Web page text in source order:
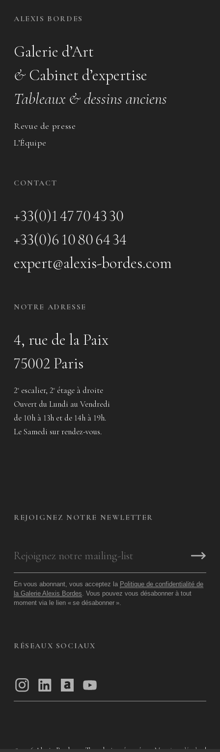
ALEXIS BORDES
Galerie d’Art
& Cabinet d’expertise
Tableaux & dessins anciens
Revue de presse
L’Équipe
CONTACT
+33(0)1 47 70 43 30
+33(0)6 10 80 64 34
expert@alexis-bordes.com
NOTRE ADRESSE
4, rue de la Paix
75002 Paris
2e escalier, 2e étage à droite
Ouvert du Lundi au Vendredi
de 10h à 13h et de 14h à 19h.
Le Samedi sur rendez-vous.
REJOIGNEZ NOTRE NEWLETTER
En vous abonnant, vous acceptez la Politique de confidentialité de
la Galerie Alexis Bordes. Vous pouvez vous désabonner à tout
moment via le lien « se désabonner ».
RÉSEAUX SOCIAUX
© 2026 Alexis Bordes — Tous droits réservés Mentions légales |